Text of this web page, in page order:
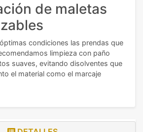
de maletas
condiciones las prendas que
limpieza con paño
suaves, evitando disolventes que
el material como el marcaje